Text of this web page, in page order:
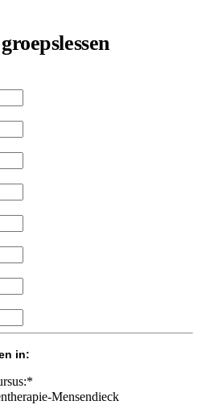
in:
Mensendieck